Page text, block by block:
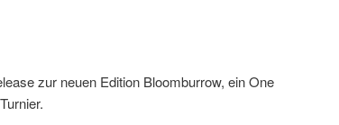
zur neuen Edition Bloomburrow, ein One